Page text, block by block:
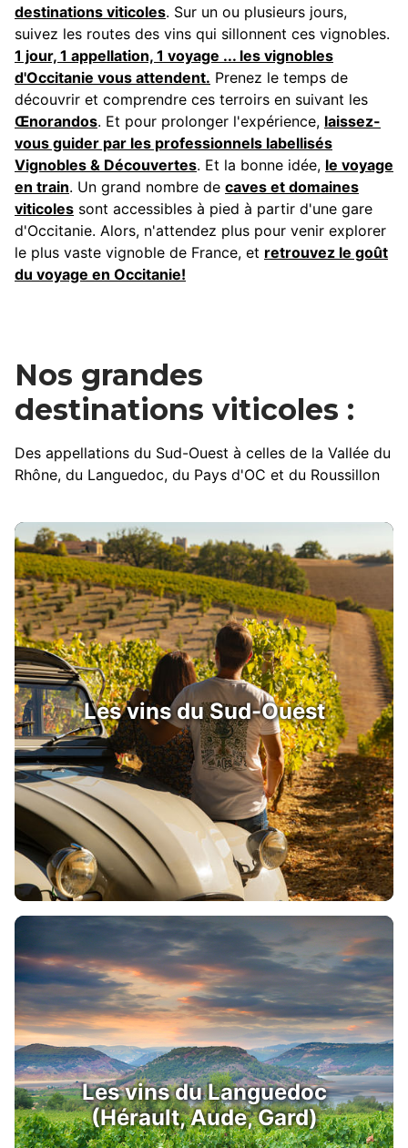
destinations viticoles. Sur un ou plusieurs jours,
suivez les routes des vins qui sillonnent ces vignobles.
1 jour, 1 appellation, 1 voyage ... les vignobles
d'Occitanie vous attendent. Prenez le temps de
découvrir et comprendre ces terroirs en suivant les
Œnorandos. Et pour prolonger l'expérience, laissez-
vous guider par les professionnels labellisés
Vignobles & Découvertes. Et la bonne idée, le voyage
en train. Un grand nombre de caves et domaines
viticoles sont accessibles à pied à partir d'une gare
d'Occitanie. Alors, n'attendez plus pour venir explorer
le plus vaste vignoble de France, et retrouvez le goût
du voyage en Occitanie!
Nos grandes
destinations viticoles :
Des appellations du Sud-Ouest à celles de la Vallée du
Rhône, du Languedoc, du Pays d'OC et du Roussillon
Les vins du Sud-Ouest
Les vins du Languedoc
(Hérault, Aude, Gard)